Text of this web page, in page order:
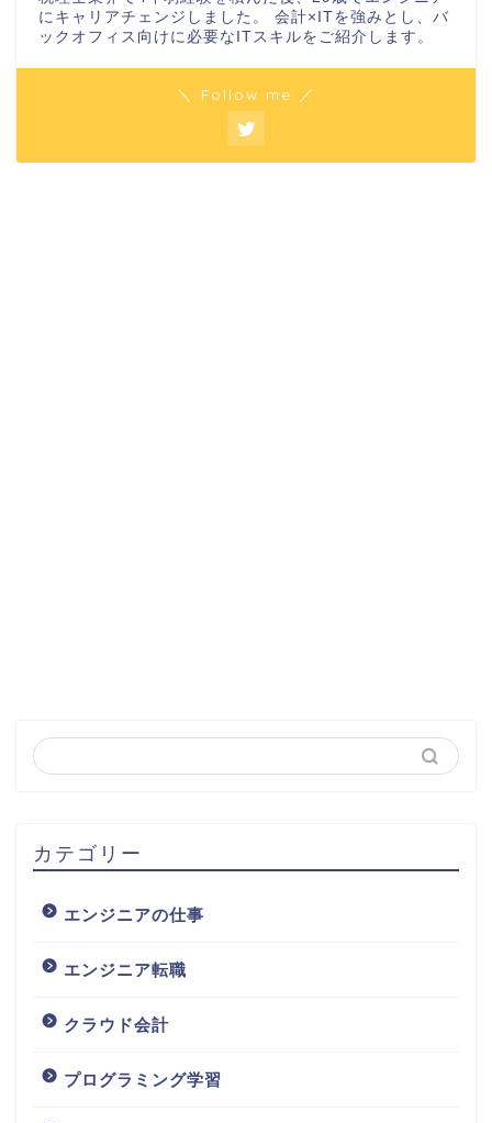
にキャリアチェンジしました。 会計×ITを強みとし、バ
ックオフィス向けに必要なITスキルをご紹介します。
＼ Follow me ／
カテゴリー
エンジニアの仕事
エンジニア転職
クラウド会計
プログラミング学習